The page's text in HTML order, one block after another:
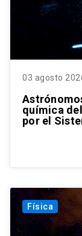
03 agosto
química
por el
Física